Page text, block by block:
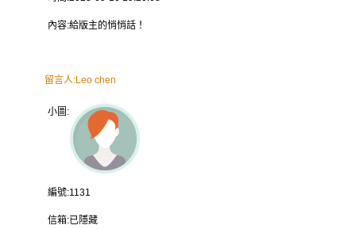
內容:給版主的悄悄話！
留言人:Leo chen
小圖:
編號:1131
信箱:已隱藏